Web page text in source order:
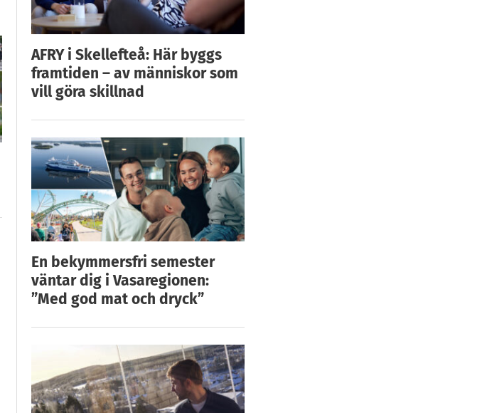
AFRY i Skellefteå: Här byggs
framtiden – av människor som
vill göra skillnad
En bekymmersfri semester
väntar dig i Vasaregionen:
”Med god mat och dryck”